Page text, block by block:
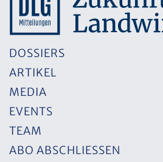
DOSSIERS
ARTIKEL
MEDIA
EVENTS
TEAM
ABO ABSCHLIESSEN